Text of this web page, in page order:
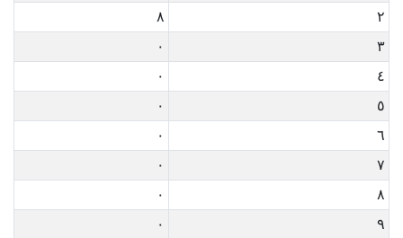
٢
٨
٣
٠
٤
٠
٥
٠
٦
٠
٧
٠
٨
٠
٩
٠